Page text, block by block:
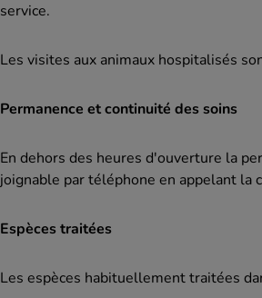
service.
Les visites aux animaux hospitalisés
Permanence et continuité des soins
En dehors des heures d'ouverture la
joignable par téléphone en appelant la
Espèces traitées
Les espèces habituellement traitées